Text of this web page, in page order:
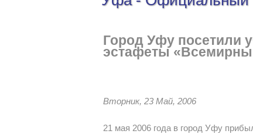
Город Уфу посетили
эстафеты
Вторник, 23 Май, 2006
21 мая 2006 года в город Уфу